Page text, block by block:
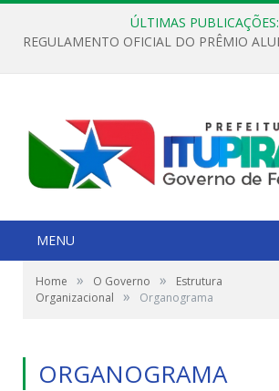
ÚLTIMAS PUBLICAÇÕES:
MENU
Home » O Governo »
Estrutura
Organizacional
» Organograma
ORGANOGRAMA